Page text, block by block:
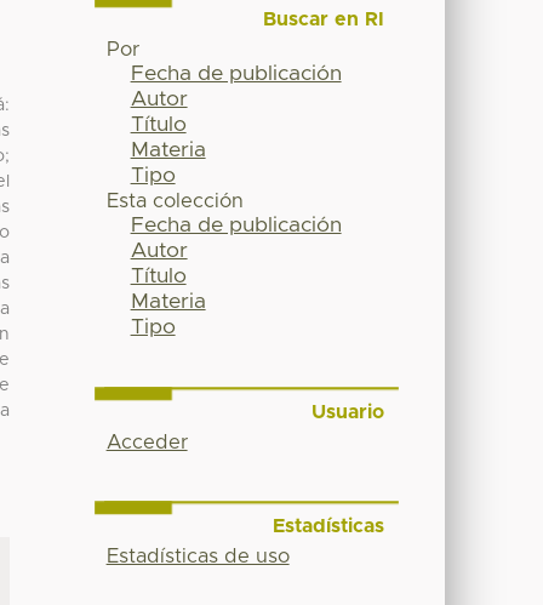
Buscar en RI
Por
Fecha de publicación
Autor
Título
Materia
Tipo
Esta colección
Fecha de publicación
Autor
Título
Materia
Tipo
Usuario
Acceder
Estadísticas
Estadísticas de uso